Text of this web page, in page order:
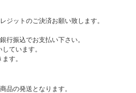
ジットのご決済お願い致します。
行振込でお支払い下さい。
ています。
す。
品の発送となります。